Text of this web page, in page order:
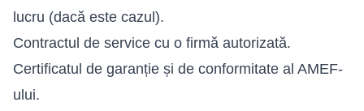
lucru (dacă este cazul).
Contractul de service cu o firmă autorizată.
Certificatul de garanție și de conformitate al AMEF-
ului.